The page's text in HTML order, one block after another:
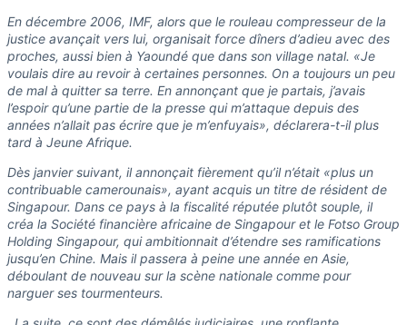
En décembre 2006, IMF, alors que le rouleau compresseur de la
justice avançait vers lui, organisait force dîners d’adieu avec des
proches, aussi bien à Yaoundé que dans son village natal. «Je
voulais dire au revoir à certaines personnes. On a toujours un peu
de mal à quitter sa terre. En annonçant que je partais, j’avais
l’espoir qu’une partie de la presse qui m’attaque depuis des
années n’allait pas écrire que je m’enfuyais», déclarera-t-il plus
tard à Jeune Afrique.
Dès janvier suivant, il annonçait fièrement qu’il n’était «plus un
contribuable camerounais», ayant acquis un titre de résident de
Singapour. Dans ce pays à la fiscalité réputée plutôt souple, il
créa la Société financière africaine de Singapour et le Fotso Group
Holding Singapour, qui ambitionnait d’étendre ses ramifications
jusqu’en Chine. Mais il passera à peine une année en Asie,
déboulant de nouveau sur la scène nationale comme pour
narguer ses tourmenteurs.